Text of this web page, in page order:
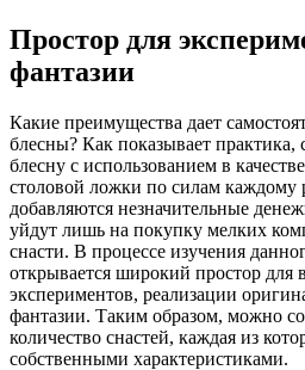
Простор для
фантазии
Какие преимущества дает
блесны? Как показывает практика,
блесну с использованием в
столовой ложки по силам каждому
добавляются незначительные
уйдут лишь на покупку мелких
снасти. В процессе изучения
открывается широкий простор для
экспериментов, реализации
фантазии. Таким образом, можно
количество снастей, каждая из
собственными характеристиками.